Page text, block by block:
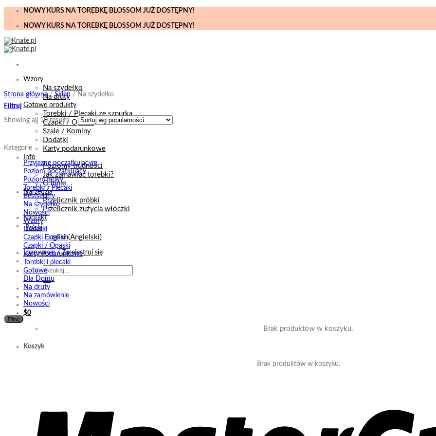
content
NOWY KURS NA TOREBKĘ BLOSSOM JUŻ DOSTĘPNY!
NOWY KURS NA TOREBKĘ BLOSSOM JUŻ DOSTĘPNY!
Wzory
Na szydełko
Na druty
Gotowe produkty
Torebki / Plecaki ze sznurka
Czapki / Opaski
Szale / Kominy
Dodatki
Karty podarunkowe
Info
Poziomy trudności
Jak zamawiać torebki?
O mnie
Narzędzia
Przelicznik próbki
Przelicznik zużycia włóczki
Kontakt
Polski
English(Angielski)
Logowanie / Zarejestruj się
Szukaj:
$0
Brak produktów w koszyku.
Koszyk
Brak produktów w koszyku.
Strona główna / Sklep / Na szydełko
Filtruj
Showing all 10 results
Kategorie
Przyjazne początkującym
Poziom początkujący
Poziom łatwy
Torebki / Plecaki
Bestsellery
Na szydełko
Nowości
Wzory
Dodatki
Czapki i szaliki
Czapki / Opaski
Karty Podarunkowe
Torebki i plecaki
Gotowe
Dla Domu
Na druty
Na zamówienie
Nowości
Filtruj